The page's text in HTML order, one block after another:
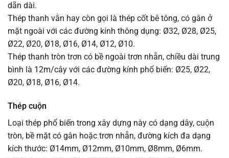
dãn dài.
Thép thanh vằn hay còn gọi là thép cốt bê tông, có gân ở
mặt ngoài với các đường kính thông dụng: Ø32, Ø28, Ø25,
Ø22, Ø20, Ø18, Ø16, Ø14, Ø12, Ø10.
Thép thanh tròn trơn có bề ngoài trơn nhẵn, chiều dài trung
bình là 12m/cây với các đường kính phổ biến: Ø25, Ø22,
Ø20, Ø18, Ø16, Ø14.
Thép cuộn
Loại thép phổ biến trong xây dựng này có dạng dây, cuộn
tròn, bề mặt có gân hoặc trơn nhẵn, đường kích đa dạng
kích thước: Ø14mm, Ø12mm, Ø10mm, Ø8mm, Ø6mm.